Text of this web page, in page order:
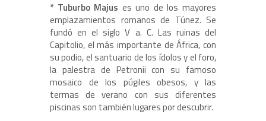
* Tuburbo Majus es uno de los mayores
emplazamientos romanos de Túnez. Se
fundó en el siglo V a. C. Las ruinas del
Capitolio, el más importante de África, con
su podio, el santuario de los ídolos y el foro,
la palestra de Petronii con su famoso
mosaico de los púgiles obesos, y las
termas de verano con sus diferentes
piscinas son también lugares por descubrir.